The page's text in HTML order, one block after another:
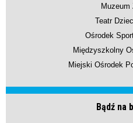
Muzeum
Teatr
Ośrodek
Międzyszkolny
Miejski Ośrodek
Bądź na